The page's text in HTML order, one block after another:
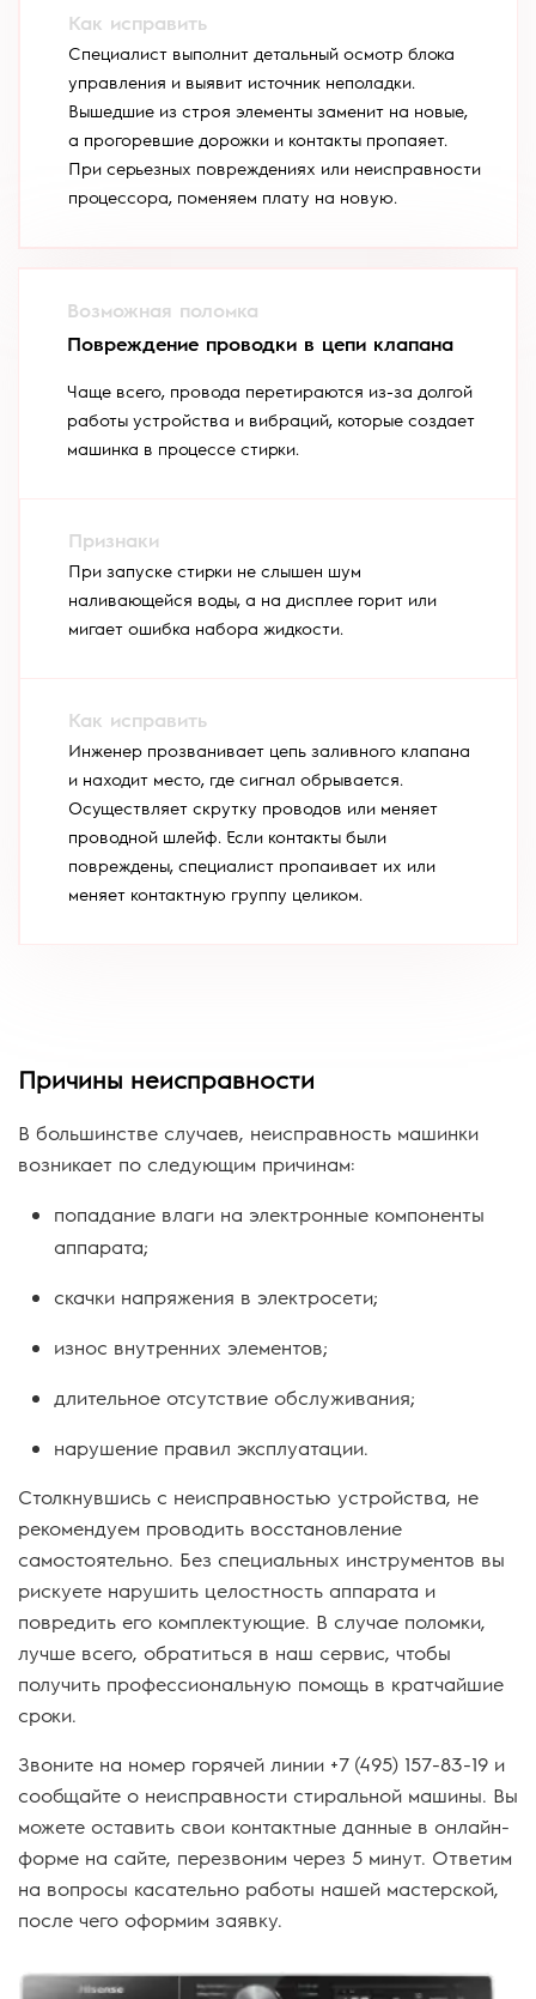
Специалист выполнит детальный осмотр блока
управления и выявит источник неполадки.
Вышедшие из строя элементы заменит на новые,
а прогоревшие дорожки и контакты пропаяет.
При серьезных повреждениях или неисправности
процессора, поменяем плату на новую.
Повреждение проводки в цепи клапана
Чаще всего, провода перетираются из-за долгой
работы устройства и вибраций, которые создает
машинка в процессе стирки.
При запуске стирки не слышен шум
наливающейся воды, а на дисплее горит или
мигает ошибка набора жидкости.
Инженер прозванивает цепь заливного клапана
и находит место, где сигнал обрывается.
Осуществляет скрутку проводов или меняет
проводной шлейф. Если контакты были
повреждены, специалист пропаивает их или
меняет контактную группу целиком.
Причины неисправности
В большинстве случаев, неисправность машинки
возникает по следующим причинам:
попадание влаги на электронные компоненты
аппарата;
скачки напряжения в электросети;
износ внутренних элементов;
длительное отсутствие обслуживания;
нарушение правил эксплуатации.
Столкнувшись с неисправностью устройства, не
рекомендуем проводить восстановление
самостоятельно. Без специальных инструментов вы
рискуете нарушить целостность аппарата и
повредить его комплектующие. В случае поломки,
лучше всего, обратиться в наш сервис, чтобы
получить профессиональную помощь в кратчайшие
сроки.
Звоните на номер горячей линии +7 (495) 157-83-19 и
сообщайте о неисправности стиральной машины. Вы
можете оставить свои контактные данные в онлайн-
форме на сайте, перезвоним через 5 минут. Ответим
на вопросы касательно работы нашей мастерской,
после чего оформим заявку.